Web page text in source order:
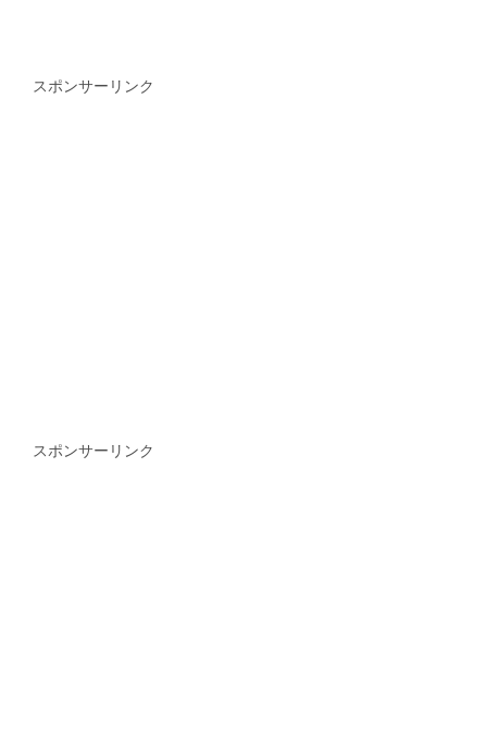
スポンサーリンク
スポンサーリンク